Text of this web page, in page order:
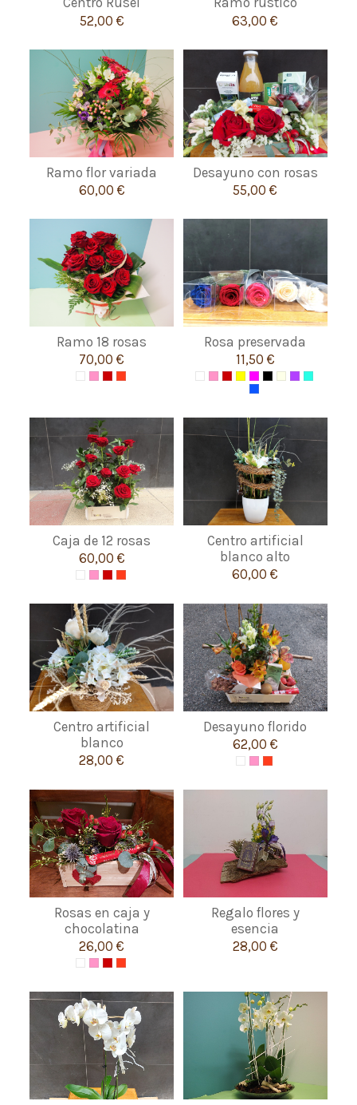
52,00 €
63,00 €
Ramo flor variada
60,00 €
Desayuno con rosas
55,00 €
Ramo 18 rosas
70,00 €
Rosa preservada
11,50 €
Caja de 12 rosas
60,00 €
Centro artificial
blanco alto
60,00 €
Centro artificial
blanco
28,00 €
Desayuno florido
62,00 €
Rosas en caja y
chocolatina
26,00 €
Regalo flores y
esencia
28,00 €